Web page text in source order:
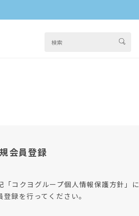
会員登録
コクヨグループ個人情報保護方針」に
録を行ってください。